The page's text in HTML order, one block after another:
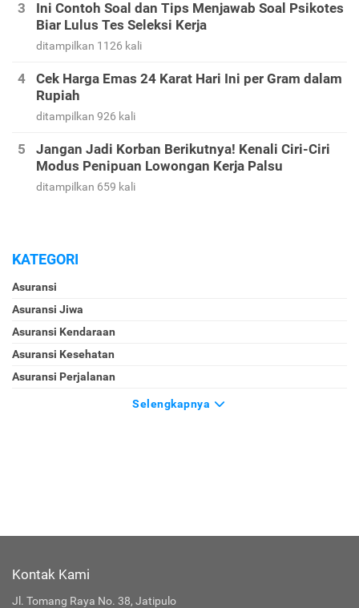
Ini Contoh Soal dan Tips Menjawab Soal Psikotes
Biar Lulus Tes Seleksi Kerja
ditampilkan 1126 kali
Cek Harga Emas 24 Karat Hari Ini per Gram dalam
Rupiah
ditampilkan 926 kali
Jangan Jadi Korban Berikutnya! Kenali Ciri-Ciri
Modus Penipuan Lowongan Kerja Palsu
ditampilkan 659 kali
KATEGORI
Asuransi
Asuransi Jiwa
Asuransi Kendaraan
Asuransi Kesehatan
Asuransi Perjalanan
Selengkapnya
Kontak Kami
Jl. Tomang Raya No. 38, Jatipulo